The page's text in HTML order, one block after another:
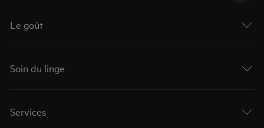
Le goût
Soin du linge
Services